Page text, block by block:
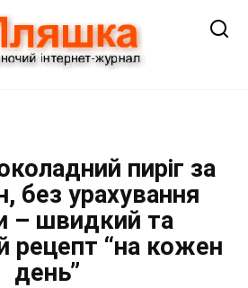
пиріг за
без урахування
– швидкий та
“на кожен
день”